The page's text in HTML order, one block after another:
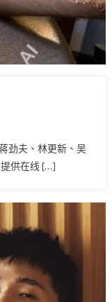
劲夫、林更新、吴
供在线 […]